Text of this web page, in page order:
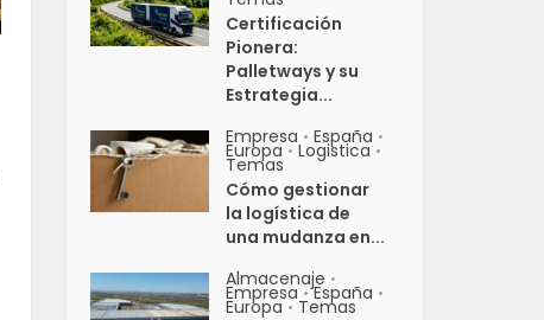
Certificación
Pionera:
Palletways y su
Estrategia...
Empresa • España •
Europa • Logistica •
Temas
Cómo gestionar
la logística de
una mudanza en...
Almacenaje •
Empresa • España •
Europa • Temas